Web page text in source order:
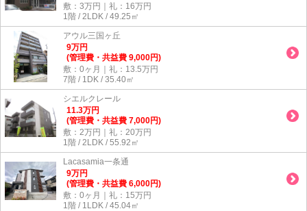
敷：3万円｜礼：16万円
1階 / 2LDK / 49.25㎡
アウル三国ヶ丘
9万円
(管理費・共益費 9,000円)
敷：0ヶ月｜礼：13.5万円
7階 / 1DK / 35.40㎡
シエルクレール
11.3万円
(管理費・共益費 7,000円)
敷：2万円｜礼：20万円
1階 / 2LDK / 55.92㎡
Lacasamia一条通
9万円
(管理費・共益費 6,000円)
敷：0ヶ月｜礼：15万円
1階 / 1LDK / 45.04㎡